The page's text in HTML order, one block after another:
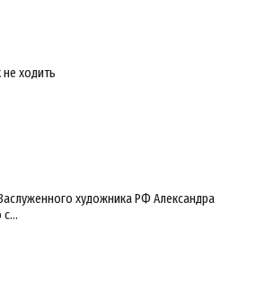
ходить
художника РФ Александра
с…